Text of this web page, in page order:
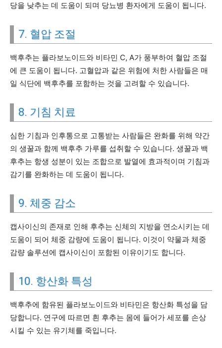
당을 낮추는 데 도움이 되며 당뇨병 환자에게 도움이 됩니다.
7. 혈압 조절
백후추는 플라보노이드와 비타민 C, A가 풍부하여 혈압 조절
에 큰 도움이 됩니다. 고혈압과 같은 위험에 처한 사람들은 매
일 식단에 백후추를 포함하는 것을 고려할 수 있습니다.
8. 기침 치료
심한 기침과 인후통으로 고통받는 사람들은 완화를 위해 약간
의 생꿀과 함께 백후추 가루를 섭취할 수 있습니다. 생꿀과 백
후추는 항생 성분이 있는 조합으로 발열에 효과적이며 기침과
감기를 완화하는 데 도움이 됩니다.
9. 체중 감소
캡사이신의 존재로 인해 후추는 신체의 지방을 연소시키는 데
도움이 되어 체중 감량에 도움이 됩니다. 이것이 약물과 체중
감량 솔루션에 캡사이신이 포함된 이유이기도 합니다.
10. 항산화 특성
백후추에 함유된 플라보노이드와 비타민은 항산화 특성을 담
당합니다. 연구에 따르면 흰 후추는 몸에 들어가 세포를 손상
시킬 수 있는 유기체를 죽입니다.